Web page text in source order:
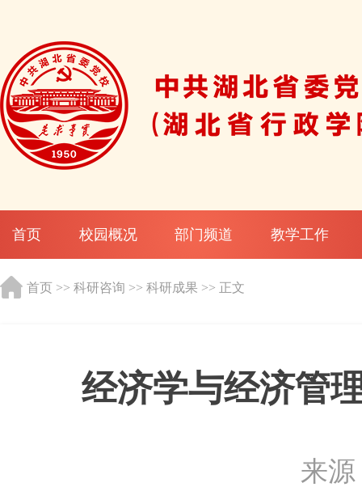
首页 校园概况 部门频道 教学工作
首页 >> 科研咨询 >> 科研成果 >> 正文
经济学与经济管
来